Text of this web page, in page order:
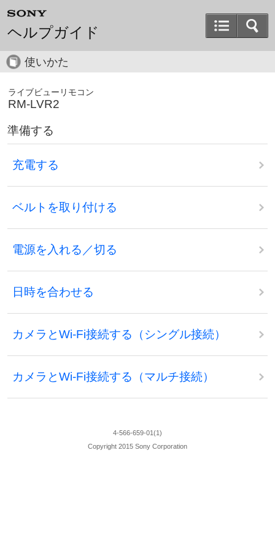
ヘルプガイド
使いかた
ライブビューリモコン
RM-LVR2
準備する
充電する
ベルトを取り付ける
電源を入れる／切る
日時を合わせる
カメラとWi-Fi接続する（シングル接続）
カメラとWi-Fi接続する（マルチ接続）
4-566-659-01(1)
Copyright 2015 Sony Corporation